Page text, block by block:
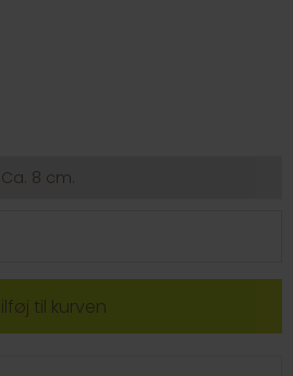
Ca. 8 cm.